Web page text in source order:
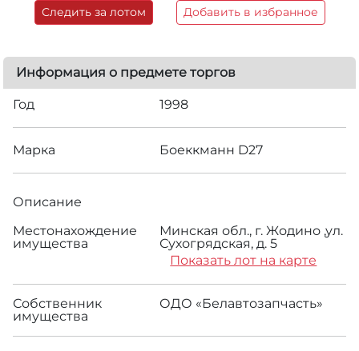
Следить за лотом Добавить в избранное
Информация о предмете торгов
Год 1998
Марка Боеккманн D27
Описание
Местонахождение
имущества
Минская обл., г. Жодино ,ул.
Сухогрядская, д. 5
Показать лот на карте
Собственник
имущества
ОДО «Белавтозапчасть»